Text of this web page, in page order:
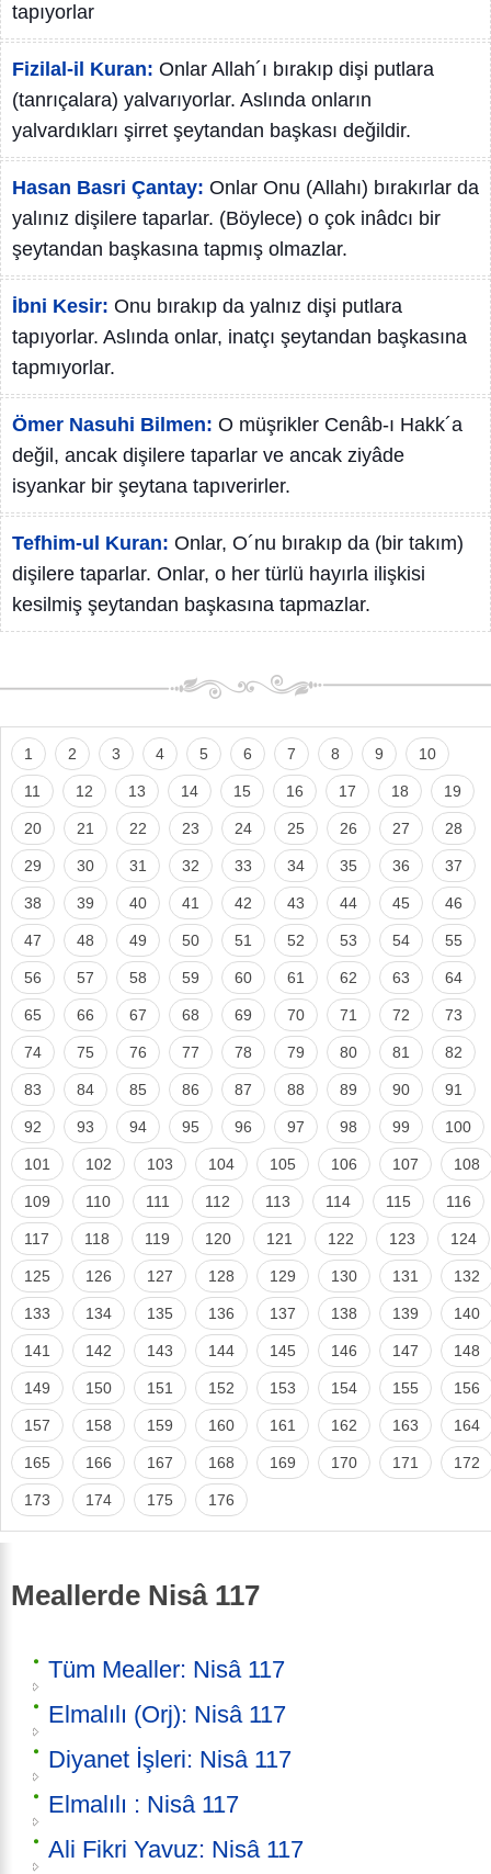
tapıyorlar
Fizilal-il Kuran: Onlar Allah´ı bırakıp dişi putlara
(tanrıçalara) yalvarıyorlar. Aslında onların
yalvardıkları şirret şeytandan başkası değildir.
Hasan Basri Çantay: Onlar Onu (Allahı) bırakırlar da
yalınız dişilere taparlar. (Böylece) o çok inâdcı bir
şeytandan başkasına tapmış olmazlar.
İbni Kesir: Onu bırakıp da yalnız dişi putlara
tapıyorlar. Aslında onlar, inatçı şeytandan başkasına
tapmıyorlar.
Ömer Nasuhi Bilmen: O müşrikler Cenâb-ı Hakk´a
değil, ancak dişilere taparlar ve ancak ziyâde
isyankar bir şeytana tapıverirler.
Tefhim-ul Kuran: Onlar, O´nu bırakıp da (bir takım)
dişilere taparlar. Onlar, o her türlü hayırla ilişkisi
kesilmiş şeytandan başkasına tapmazlar.
1 2 3 4 5 6 7 8 9 10
11 12 13 14 15 16 17 18 19
20 21 22 23 24 25 26 27 28
29 30 31 32 33 34 35 36 37
38 39 40 41 42 43 44 45 46
47 48 49 50 51 52 53 54 55
56 57 58 59 60 61 62 63 64
65 66 67 68 69 70 71 72 73
74 75 76 77 78 79 80 81 82
83 84 85 86 87 88 89 90 91
92 93 94 95 96 97 98 99 100
101 102 103 104 105 106 107 108
109 110 111 112 113 114 115 116
117 118 119 120 121 122 123 124
125 126 127 128 129 130 131 132
133 134 135 136 137 138 139 140
141 142 143 144 145 146 147 148
149 150 151 152 153 154 155 156
157 158 159 160 161 162 163 164
165 166 167 168 169 170 171 172
173 174 175 176
Meallerde Nisâ 117
Tüm Mealler: Nisâ 117
Elmalılı (Orj): Nisâ 117
Diyanet İşleri: Nisâ 117
Elmalılı : Nisâ 117
Ali Fikri Yavuz: Nisâ 117